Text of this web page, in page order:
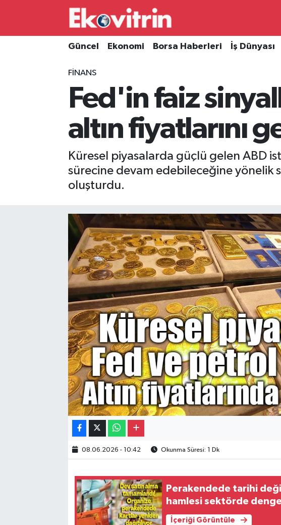
Güncel Ekonomi Borsa Haberleri İş Dünyası
FINANS
Fed'in faiz
altın fiyatlarını
Küresel piyasalarda güçlü gelen ABD
sürecine devam edebileceğine yönelik
oluşturdu.
08.06.2026 - 10:42 Okunma Süresi: 1 Dk
Perakendede tarihi
hamlesi sektörde
İçeriği Görüntüle
Güncel
Borsa Haberleri
Gayrimenkul
Hava Durumu
Süper Lig Puan Durumu ve Fikstür
Tüm Manşetler
Son Dakika Haberleri
Haber Arşivi